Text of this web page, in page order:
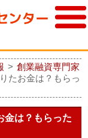
> 創業融資専門家
たお金は？もらっ
金は？もらった